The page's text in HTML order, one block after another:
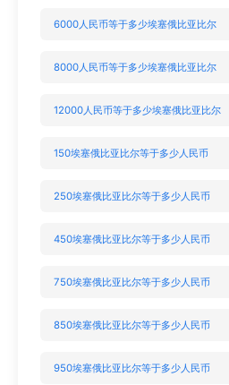
6000人民币等于多少埃塞俄比亚比尔
8000人民币等于多少埃塞俄比亚比尔
12000人民币等于多少埃塞俄比亚比尔
150埃塞俄比亚比尔等于多少人民币
250埃塞俄比亚比尔等于多少人民币
450埃塞俄比亚比尔等于多少人民币
750埃塞俄比亚比尔等于多少人民币
850埃塞俄比亚比尔等于多少人民币
950埃塞俄比亚比尔等于多少人民币